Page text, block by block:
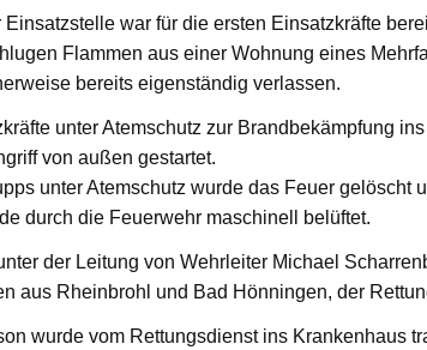
Einsatzstelle war für die ersten Einsatzkräfte
Flammen aus einer Wohnung eines
bereits eigenständig verlassen.
unter Atemschutz zur Brandbekämpfung
von außen gestartet.
unter Atemschutz wurde das Feuer gelöscht
durch die Feuerwehr maschinell belüftet.
der Leitung von Wehrleiter Michael
aus Rheinbrohl und Bad Hönningen, der
wurde vom Rettungsdienst ins Krankenhaus